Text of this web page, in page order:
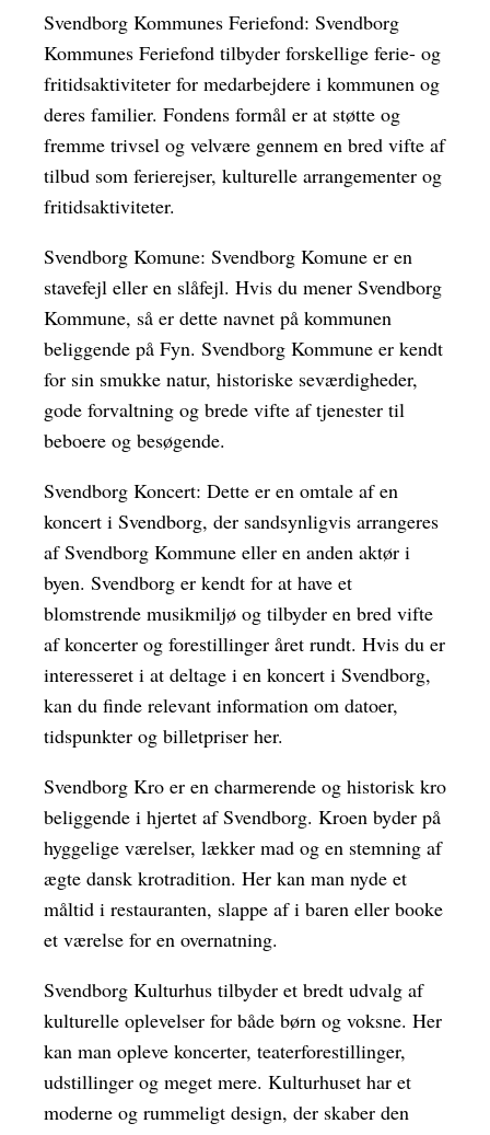
Svendborg Kommunes Feriefond: Svendborg
Kommunes Feriefond tilbyder forskellige ferie- og
fritidsaktiviteter for medarbejdere i kommunen og
deres familier. Fondens formål er at støtte og
fremme trivsel og velvære gennem en bred vifte af
tilbud som ferierejser, kulturelle arrangementer og
fritidsaktiviteter.
Svendborg Komune: Svendborg Komune er en
stavefejl eller en slåfejl. Hvis du mener Svendborg
Kommune, så er dette navnet på kommunen
beliggende på Fyn. Svendborg Kommune er kendt
for sin smukke natur, historiske seværdigheder,
gode forvaltning og brede vifte af tjenester til
beboere og besøgende.
Svendborg Koncert: Dette er en omtale af en
koncert i Svendborg, der sandsynligvis arrangeres
af Svendborg Kommune eller en anden aktør i
byen. Svendborg er kendt for at have et
blomstrende musikmiljø og tilbyder en bred vifte
af koncerter og forestillinger året rundt. Hvis du er
interesseret i at deltage i en koncert i Svendborg,
kan du finde relevant information om datoer,
tidspunkter og billetpriser her.
Svendborg Kro er en charmerende og historisk kro
beliggende i hjertet af Svendborg. Kroen byder på
hyggelige værelser, lækker mad og en stemning af
ægte dansk krotradition. Her kan man nyde et
måltid i restauranten, slappe af i baren eller booke
et værelse for en overnatning.
Svendborg Kulturhus tilbyder et bredt udvalg af
kulturelle oplevelser for både børn og voksne. Her
kan man opleve koncerter, teaterforestillinger,
udstillinger og meget mere. Kulturhuset har et
moderne og rummeligt design, der skaber den